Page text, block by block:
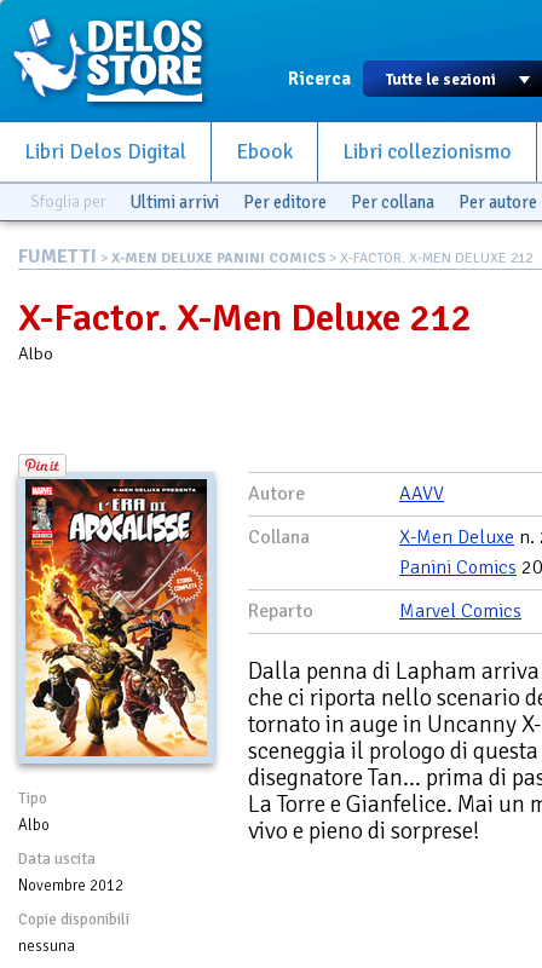
Ricerca
Libri Delos Digital Ebook Libri collezionismo
Sfoglia per Ultimi arrivi Per editore Per collana Per autore
FUMETTI > X-MEN DELUXE PANINI COMICS > X-FACTOR. X-MEN DELUXE 212
X-Factor. X-Men Deluxe 212
Albo
Tipo
Albo
Data uscita
Novembre 2012
Copie disponibili
nessuna
Autore
AAVV
Collana
X-Men Deluxe n.
Panini Comics
Reparto
Marvel Comics
Dalla penna di Lapham
che ci riporta nello scenario
tornato in auge in Uncanny
sceneggia il prologo di
disegnatore Tan… prima di
La Torre e Gianfelice. Mai
vivo e pieno di sorprese!